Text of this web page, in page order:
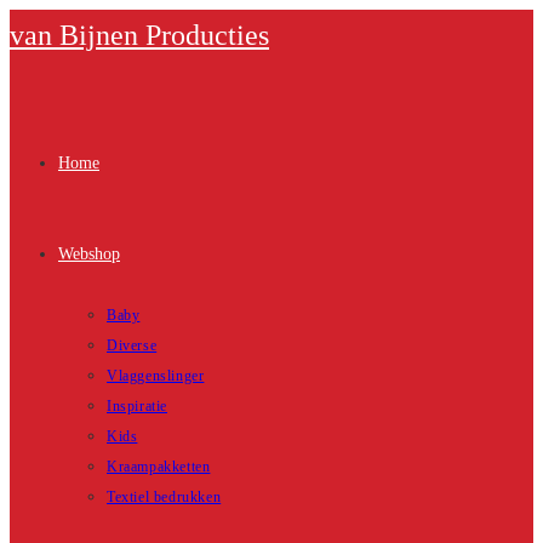
naar
van Bijnen Producties
Home
Webshop
Baby
Diverse
Vlaggenslinger
Inspiratie
Kids
Kraampakketten
Textiel bedrukken